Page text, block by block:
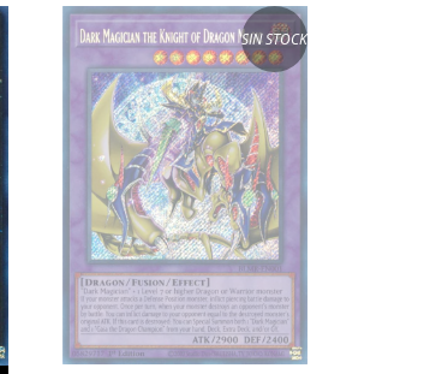
SIN STOCK